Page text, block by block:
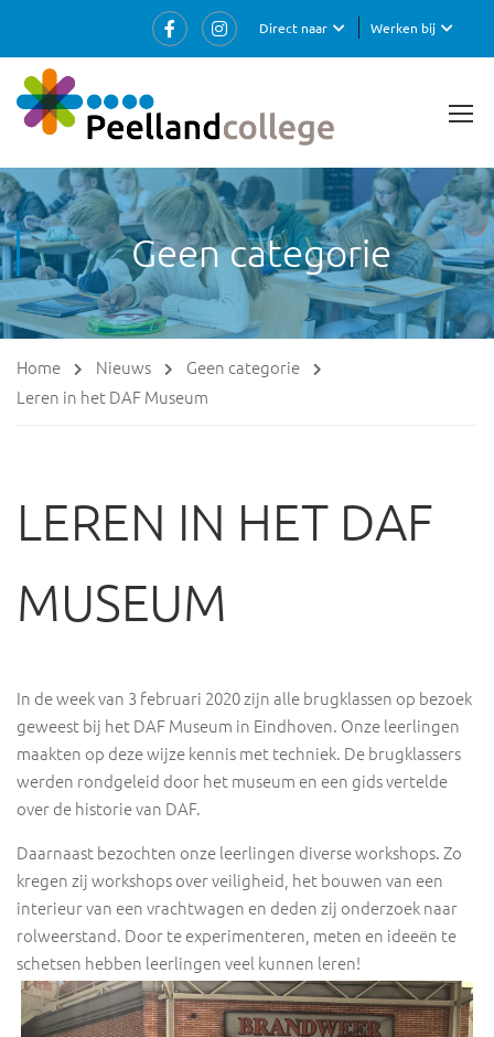
Werken bij
Direct naar
Geen categorie
Home Nieuws
Geen categorie
Leren in het DAF Museum
LEREN IN HET DAF
MUSEUM
In de week van 3 februari 2020 zijn alle brugklassen op bezoek
geweest bij het DAF Museum in Eindhoven. Onze leerlingen
maakten op deze wijze kennis met techniek. De brugklassers
werden rondgeleid door het museum en een gids vertelde
over de historie van DAF.
Daarnaast bezochten onze leerlingen diverse workshops. Zo
kregen zij workshops over veiligheid, het bouwen van een
interieur van een vrachtwagen en deden zij onderzoek naar
rolweerstand. Door te experimenteren, meten en ideeën te
schetsen hebben leerlingen veel kunnen leren!